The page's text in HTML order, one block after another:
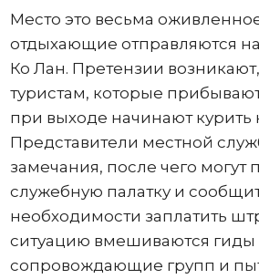
Место это весьма
отдыхающие отправляются
Ко Лан. Претензии возникают,
туристам, которые
при выходе начинают курить
Представители местной
замечания, после чего могут
служебную палатку и
необходимости заплатить
ситуацию вмешиваются гиды
сопровождающие групп и